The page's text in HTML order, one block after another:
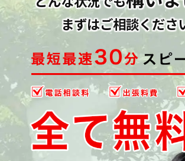
まずはご相談くださ